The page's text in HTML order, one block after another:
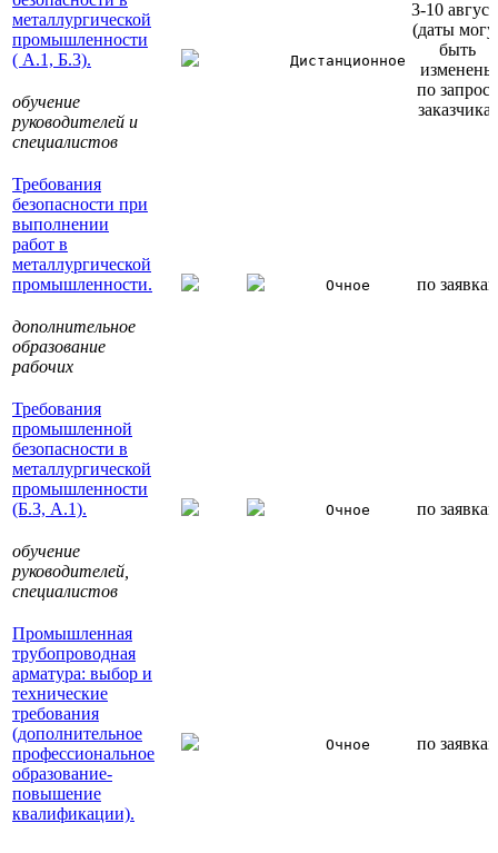
металлургической
промышленности
( А.1, Б.3).
обучение
руководителей и
специалистов
Дистанционное
3-10
(даты
быть
изменены
по запросу
заказчика)
Требования
безопасности при
выполнении
работ в
металлургической
промышленности.
дополнительное
образование
рабочих
Очное по заявкам
Требования
промышленной
безопасности в
металлургической
промышленности
(Б.3, А.1).
обучение
руководителей,
специалиcтов
Очное по заявкам
Промышленная
трубопроводная
арматура: выбор и
технические
требования
(дополнительное
профессиональное
образование-
повышение
квалификации).
Очное по заявкам